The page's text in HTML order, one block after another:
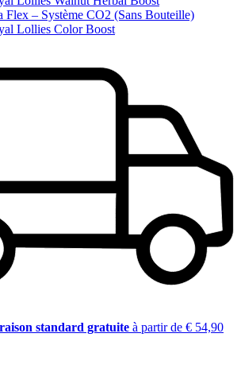
Flex – Système CO2 (Sans Bouteille)
Lollies Color Boost
standard gratuite à partir de € 54,90